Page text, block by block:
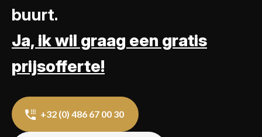
buurt.
Ja, ik wil graag een gratis
prijsofferte!
+32 (0) 486 67 00 30